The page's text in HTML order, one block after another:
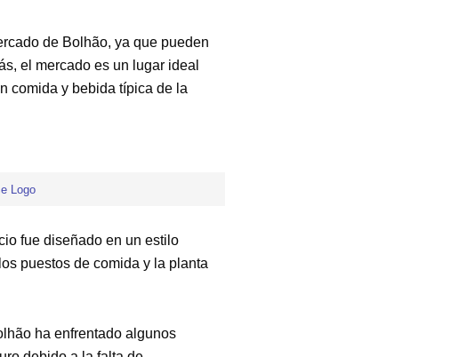
de Bolhão, ya que pueden
el mercado es un lugar ideal
comida y bebida típica de la
fue diseñado en un estilo
puestos de comida y la planta
ha enfrentado algunos